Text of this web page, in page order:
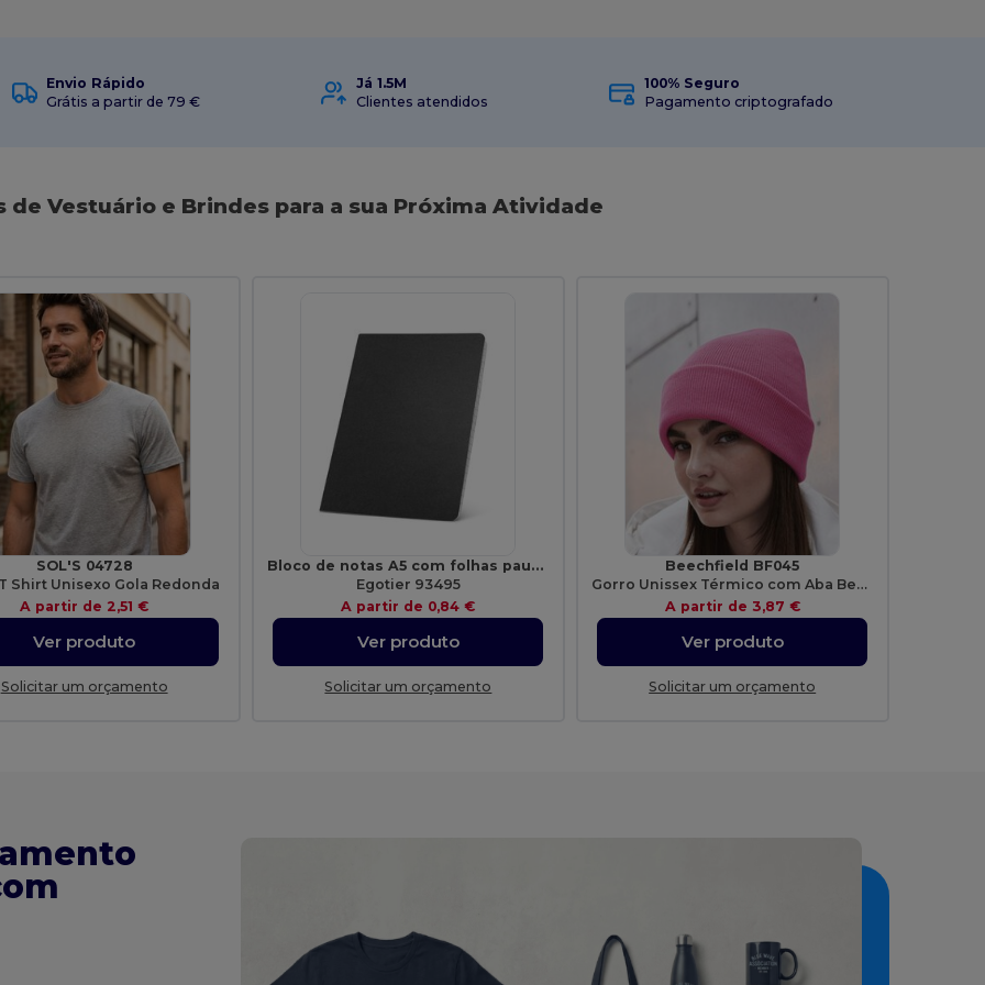
Envio Rápido
Grátis a partir de 79 €
Já 1.5M
Clientes atendidos
100% Seguro
Pagamento criptografado
de Vestuário e Brindes para a sua Próxima Atividade
SOL'S 04728
Shirt Unisexo Gola Redonda
A partir de 2,51 €
Ver produto
Solicitar um orçamento
Bloco de notas A5 com folhas pautadas
Egotier 93495
A partir de 0,84 €
Ver produto
Solicitar um orçamento
Beechfield BF045
Gorro Unissex Térmico com Aba Beechfield
A partir de 3,87 €
Ver produto
Solicitar um orçamento